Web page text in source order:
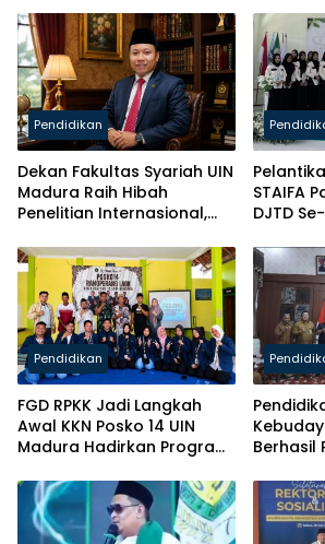
Pendidikan
Dekan Fakultas Syariah UIN
Madura Raih Hibah
Penelitian Internasional,
Kancah Global
STAIFA
DJTD
Pendidikan
FGD RPKK Jadi Langkah
Awal KKN Posko 14 UIN
Madura Hadirkan Program
Berhasil